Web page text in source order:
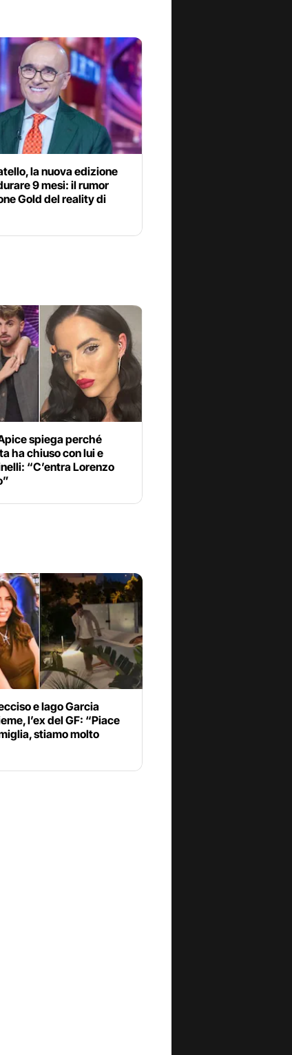
la nuova edizione
9 mesi: il rumor
Gold del reality di
spiega perché
ha chiuso con lui e
“C’entra Lorenzo
e Iago Garcia
l’ex del GF: “Piace
stiamo molto